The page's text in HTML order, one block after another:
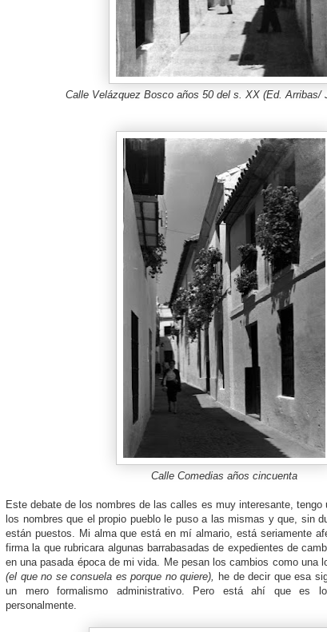
Calle Velázquez Bosco años 50 del s. XX (Ed. Arribas/
Calle Comedias años cincuenta
Este debate de los nombres de las calles es muy interesante, tengo
los nombres que el propio pueblo le puso a las mismas y que, sin
están puestos. Mi alma que está en mí almario, está seriamente
firma la que rubricara algunas barrabasadas de expedientes de
en una pasada época de mi vida. Me pesan los cambios como una
(el que no se consuela es porque no quiere), he de decir que esa
un mero formalismo administrativo. Pero está ahí que es
personalmente.